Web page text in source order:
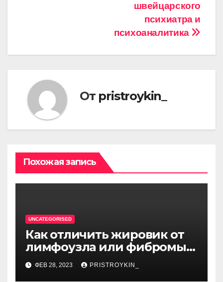
швейцарского
психиатра и
психоаналитика
От pristroykin_
Похожая запись
UNCATEGORISED
Как отличить жировик от
лимфоузла или фибромы
мягких тканей или
гемангиомы
ФЕВ 28, 2023 PRISTROYKIN_